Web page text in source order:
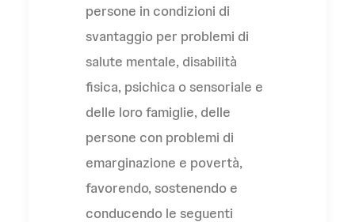
persone in condizioni di
svantaggio per problemi di
salute mentale, disabilità
fisica, psichica o sensoriale e
delle loro famiglie, delle
persone con problemi di
emarginazione e povertà,
favorendo, sostenendo e
conducendo le seguenti